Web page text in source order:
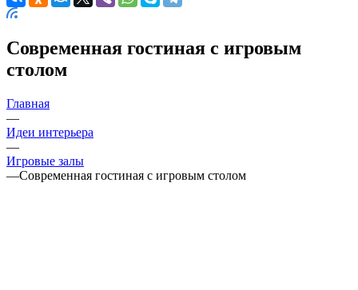
Современная гостиная с игровым
столом
Главная
—
Идеи интерьера
—
Игровые залы
—Современная гостиная с игровым столом